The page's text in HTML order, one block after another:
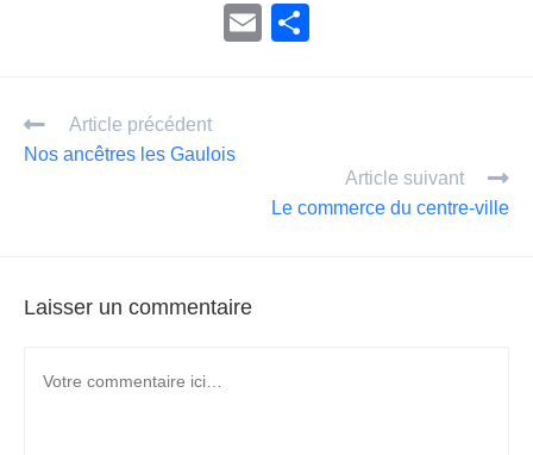
E
er
Article précédent
Nos ancêtres les Gaulois
Article suivant
Le commerce du centre-ville
Laisser un commentaire